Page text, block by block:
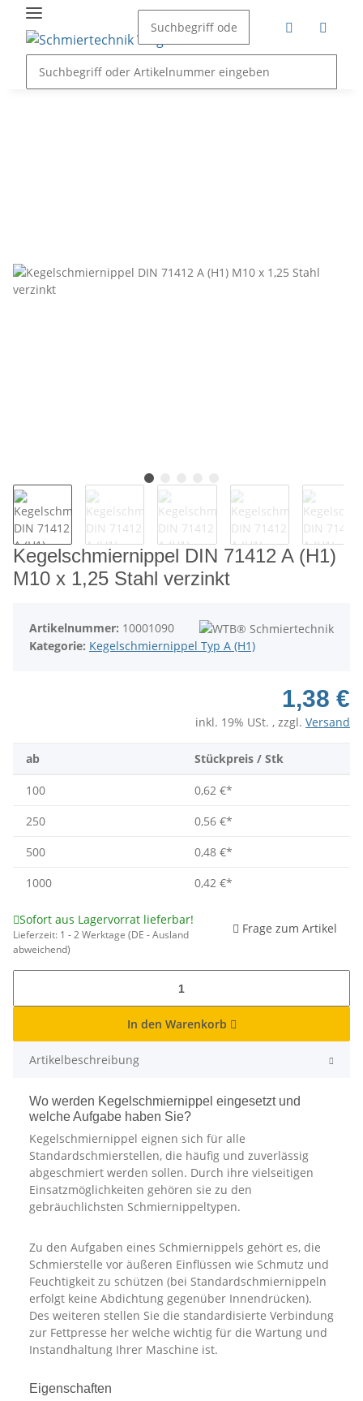
Kegelschmiernippel DIN 71412 A (H1)
M10 x 1,25 Stahl verzinkt
Artikelnummer: 10001090
Kategorie: Kegelschmiernippel Typ A (H1)
1,38 €
inkl. 19% USt. , zzgl. Versand
ab Stückpreis / Stk
100 0,62 €*
250
0,56 €*
500
0,48 €*
1000
0,42 €*
Sofort aus Lagervorrat lieferbar!
Lieferzeit: 1 - 2 Werktage (DE - Ausland
abweichend)
Frage zum Artikel
In den Warenkorb
Artikelbeschreibung
Wo werden Kegelschmiernippel eingesetzt und
welche Aufgabe haben Sie?
Kegelschmiernippel eignen sich für alle
Standardschmierstellen, die häufig und zuverlässig
abgeschmiert werden sollen. Durch ihre vielseitigen
Einsatzmöglichkeiten gehören sie zu den
gebräuchlichsten Schmiernippeltypen.
Zu den Aufgaben eines Schmiernippels gehört es, die
Schmierstelle vor äußeren Einflüssen wie Schmutz und
Feuchtigkeit zu schützen (bei Standardschmiernippeln
erfolgt keine Abdichtung gegenüber Innendrücken).
Des weiteren stellen Sie die standardisierte Verbindung
zur Fettpresse her welche wichtig für die Wartung und
Instandhaltung Ihrer Maschine ist.
Eigenschaften